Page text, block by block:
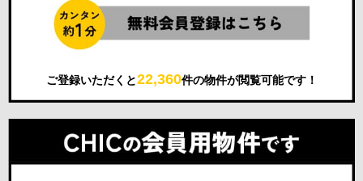
ご登録いただくと22,360件の物件が閲覧可能です！